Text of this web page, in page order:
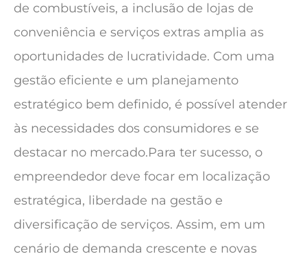
de combustíveis, a inclusão de lojas de
conveniência e serviços extras amplia as
oportunidades de lucratividade. Com uma
gestão eficiente e um planejamento
estratégico bem definido, é possível atender
às necessidades dos consumidores e se
destacar no mercado.Para ter sucesso, o
empreendedor deve focar em localização
estratégica, liberdade na gestão e
diversificação de serviços. Assim, em um
cenário de demanda crescente e novas